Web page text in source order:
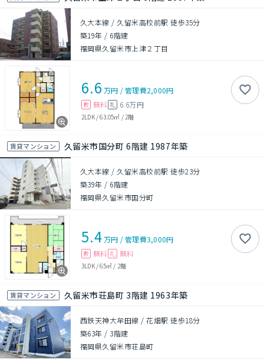
久大本線 / 久留米高校前駅 徒歩35分
築19年 / 6階建
福岡県久留米市上津２丁目
6.6 万円 /管理費2,000円
敷 無料 礼 6.6万円
2LDK/63.05㎡ / 2階
賃貸マンション 久留米市国分町 6階建 1987年築
久大本線 / 久留米高校前駅 徒歩23分
築39年 / 6階建
福岡県久留米市国分町
5.4万円 /管理費3,000円
敷 無料 礼 無料
3LDK/65㎡ / 2階
賃貸マンション 久留米市荘島町 3階建 1963年築
西鉄天神大牟田線 / 花畑駅 徒歩18分
築63年 / 3階建
福岡県久留米市荘島町